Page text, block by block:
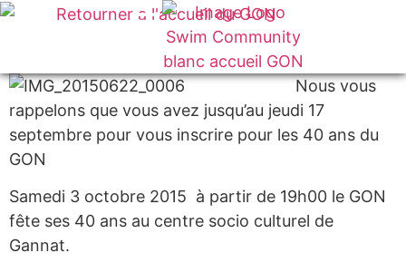
Nous vous
rappelons que vous avez jusqu’au jeudi 17
septembre pour vous inscrire pour les 40 ans du
GON
Samedi 3 octobre 2015 à partir de 19h00 le GON
fête ses 40 ans au centre socio culturel de
Gannat.